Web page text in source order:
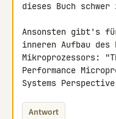
dieses Buch
Ansonsten gibt's
inneren Aufbau des
Mikroprozessors:
Performance
Systems
Antwort